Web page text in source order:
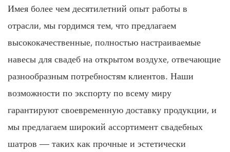
Имея более чем десятилетний опыт работы в
отрасли, мы гордимся тем, что предлагаем
высококачественные, полностью настраиваемые
навесы для свадеб на открытом воздухе, отвечающие
разнообразным потребностям клиентов. Наши
возможности по экспорту по всему миру
гарантируют своевременную доставку продукции, и
мы предлагаем широкий ассортимент свадебных
шатров — таких как прочные и эстетически